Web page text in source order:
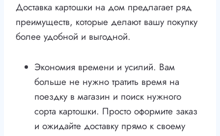
Доставка картошки на дом предлагает ряд
преимуществ, которые делают вашу покупку
более удобной и выгодной.
Экономия времени и усилий. Вам
больше не нужно тратить время на
поездку в магазин и поиск нужного
сорта картошки. Просто оформите заказ
и ожидайте доставку прямо к своему